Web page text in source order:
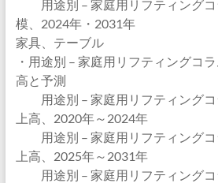
用途別 – 家庭用リフティングコ
模、2024年・2031年
家具、テーブル
・用途別 – 家庭用リフティングコ
高と予測
用途別 – 家庭用リフティングコ
上高、2020年～2024年
用途別 – 家庭用リフティングコ
上高、2025年～2031年
用途別 – 家庭用リフティングコ